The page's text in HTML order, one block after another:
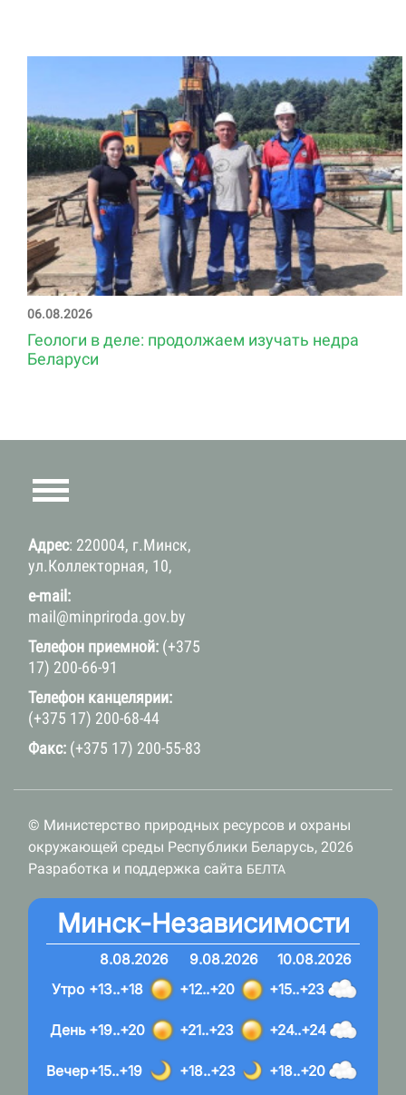
06.08.2026
Геологи в деле: продолжаем изучать недра
Беларуси
Адрес: 220004, г.Минск,
ул.Коллекторная, 10,
e-mail:
mail@minpriroda.gov.by
Телефон приемной: (+375
17) 200-66-91
Телефон канцелярии:
(+375 17) 200-68-44
Факс: (+375 17) 200-55-83
© Министерство природных ресурсов и охраны
окружающей среды Республики Беларусь, 2026
Разработка и поддержка сайта БЕЛТА
Минск-Независимости
8.08.2026
+13..+18
+19..+20
+15..+19
9.08.2026
+12..+20
+21..+23
+18..+23
10.08.2026
+15..+23
+24..+24
+18..+20
Вечер
День
Утро